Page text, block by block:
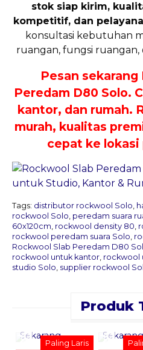
stok siap kirim,
kompetitif, dan
konsultasi kebutuhan
ruangan, fungsi
Pesan sekarang
Peredam D80 Solo.
kantor, dan rumah.
murah, kualitas
cepat ke lokasi
Tags: distributor rockwool Solo,
rockwool Solo, peredam suara
60x120cm, rockwool density 80,
rockwool peredam suara Solo,
Rockwool Slab Peredam D80
rockwool untuk kantor, rockwool
studio Solo, supplier rockwool
Produk
Sekarang
Paling Laris
Sekarang